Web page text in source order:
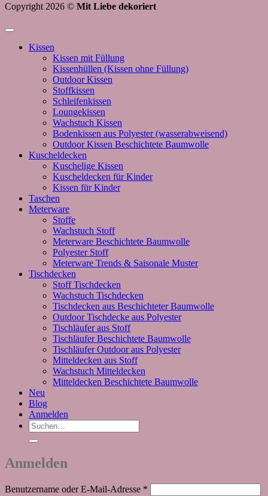
Copyright 2026 © Mit Liebe dekoriert
Kissen
Kissen mit Füllung
Kissenhüllen (Kissen ohne Füllung)
Outdoor Kissen
Stoffkissen
Schleifenkissen
Loungekissen
Wachstuch Kissen
Bodenkissen aus Polyester (wasserabweisend)
Outdoor Kissen Beschichtete Baumwolle
Kuscheldecken
Kuschelige Kissen
Kuscheldecken für Kinder
Kissen für Kinder
Taschen
Meterware
Stoffe
Wachstuch Stoff
Meterware Beschichtete Baumwolle
Polyester Stoff
Meterware Trends & Saisonale Muster
Tischdecken
Stoff Tischdecken
Wachstuch Tischdecken
Tischdecken aus Beschichteter Baumwolle
Outdoor Tischdecke aus Polyester
Tischläufer aus Stoff
Tischläufer Beschichtete Baumwolle
Tischläufer Outdoor aus Polyester
Mitteldecken aus Stoff
Wachstuch Mitteldecken
Mitteldecken Beschichtete Baumwolle
Neu
Blog
Anmelden
Suchen
nach:
Anmelden
Benutzername oder E-Mail-Adresse *